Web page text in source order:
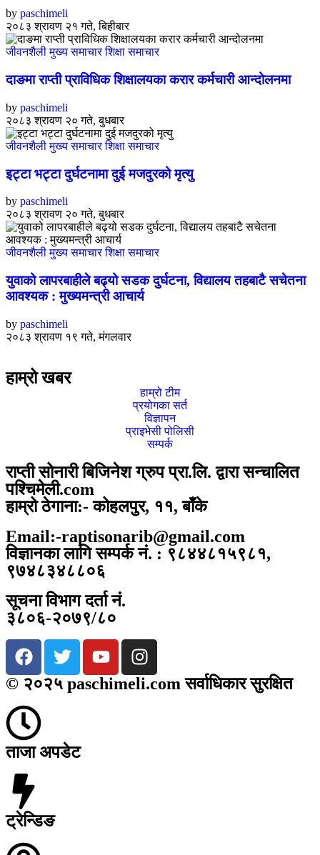
by paschimeli
२०८३ श्रावण २१ गते, बिहीबार
जीवनशैली मुख्य समाचार शिक्षा समाचार
दाङमा राप्ती प्राविधिक शिक्षालयका करार कर्मचारी आन्दोलनमा
by paschimeli
२०८३ श्रावण २० गते, बुधबार
जीवनशैली मुख्य समाचार शिक्षा समाचार
इट्टा भट्टा दुर्घटनामा दुई मजदुरको मृत्यु
by paschimeli
२०८३ श्रावण २० गते, बुधबार
जीवनशैली मुख्य समाचार शिक्षा समाचार
युवाको लापरबाहीले बढ्यो सडक दुर्घटना, विद्यालय तहबाटै सचेतना
आवश्यक : मुख्यमन्त्री आचार्य
by paschimeli
२०८३ श्रावण १९ गते, मंगलवार
हाम्रो खबर
हाम्रो टीम
प्रयोगका सर्त
विज्ञापन
प्राइभेसी पोलिसी
सम्पर्क
राप्ती सोनारी बिजिनेश ग्रुप प्रा.लि. द्वारा सन्चालित
पश्चिमेली.com
हाम्रो ठेगाना:- कोहलपुर, ११, बाँके
Email:-raptisonarib@gmail.com
विज्ञानका लागि सम्पर्क नं. : ९८४४८१५९८१,
९७४८३४८८०६
सूचना विभाग दर्ता नं.
३८०६-२०७९/८०
© २०२५ paschimeli.com सर्वाधिकार सुरक्षित
ताजा अपडेट
ट्रेन्डिङ